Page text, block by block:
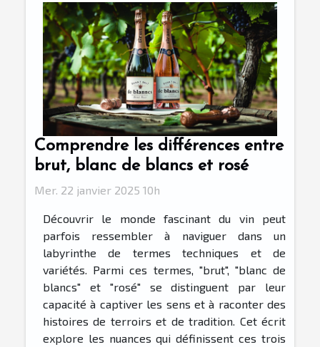
Comprendre les différences entre
brut, blanc de blancs et rosé
Mer. 22 janvier 2025 10h
Découvrir le monde fascinant du vin peut
parfois ressembler à naviguer dans un
labyrinthe de termes techniques et de
variétés. Parmi ces termes, "brut", "blanc de
blancs" et "rosé" se distinguent par leur
capacité à captiver les sens et à raconter des
histoires de terroirs et de tradition. Cet écrit
explore les nuances qui définissent ces trois